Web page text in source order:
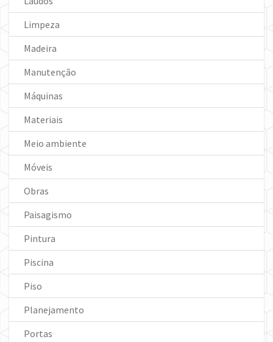
Limpeza
Madeira
Manutenção
Máquinas
Materiais
Meio ambiente
Móveis
Obras
Paisagismo
Pintura
Piscina
Piso
Planejamento
Portas